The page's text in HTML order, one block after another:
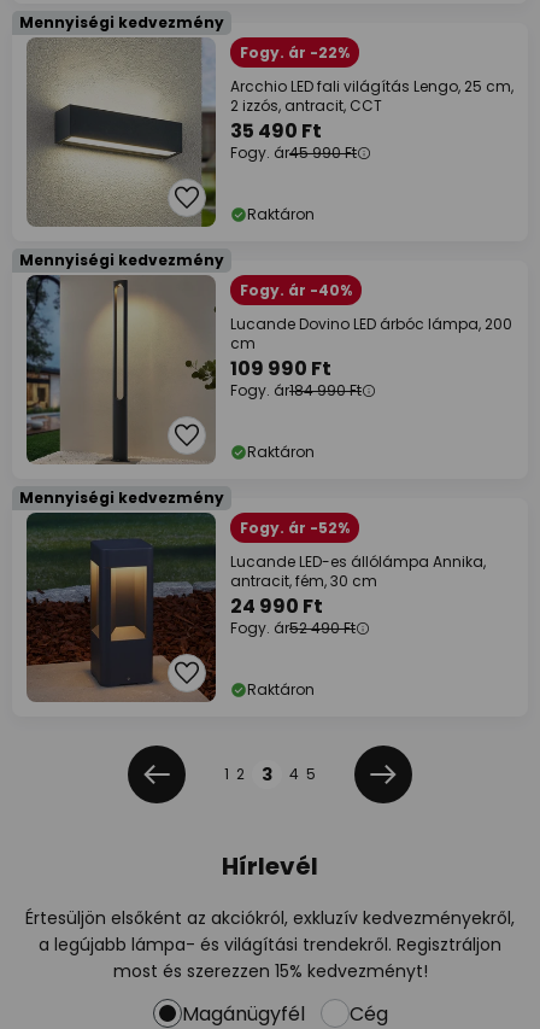
Mennyiségi kedvezmény
Fogy. ár -22%
Arcchio LED fali világítás Lengo, 25 cm,
2 izzós, antracit, CCT
35 490 Ft
Fogy. ár45 990 Ft
Raktáron
Mennyiségi kedvezmény
Fogy. ár -40%
Lucande Dovino LED árbóc lámpa, 200
cm
109 990 Ft
Fogy. ár184 990 Ft
Raktáron
Mennyiségi kedvezmény
Fogy. ár -52%
Lucande LED-es állólámpa Annika,
antracit, fém, 30 cm
24 990 Ft
Fogy. ár52 490 Ft
Raktáron
Előző
Oldal
1 2 3 4 5
Következő
Hírlevél
Értesüljön elsőként az akciókról, exkluzív kedvezményekről,
a legújabb lámpa- és világítási trendekről. Regisztráljon
most és szerezzen 15% kedvezményt!
Magánügyfél Cég